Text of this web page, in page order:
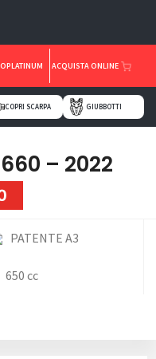
ACQUISTA ONLINE
COPRI SCARPA GIUBBOTTI
– 2022
PATENTE A3
650 cc